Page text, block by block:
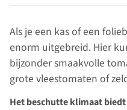
Als je een kas of een
enorm uitgebreid. Hier
bijzonder smaakvolle
grote vleestomaten of
Het beschutte klimaat